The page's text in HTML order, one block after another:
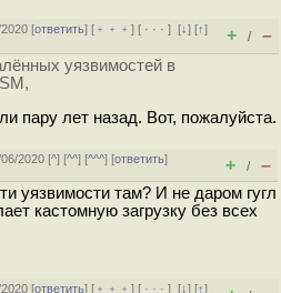
[ответить] [ ﹢﹢﹢] [ · · ·][↓] [↑]
+ / –
уязвимостей в
пару лет назад. Вот, пожалуйста.
2020 [^] [^^] [^^^] [ответить]
+ / –
уязвимости там? И не даром гугл
кастомную загрузку без всех
[ответить] [ ﹢﹢﹢] [ · · ·][↓] [↑]